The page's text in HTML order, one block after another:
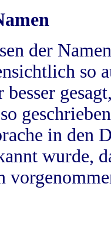
der
so
besser
in
wurde,